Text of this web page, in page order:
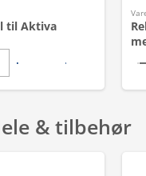
til Aktiva
& tilbehør